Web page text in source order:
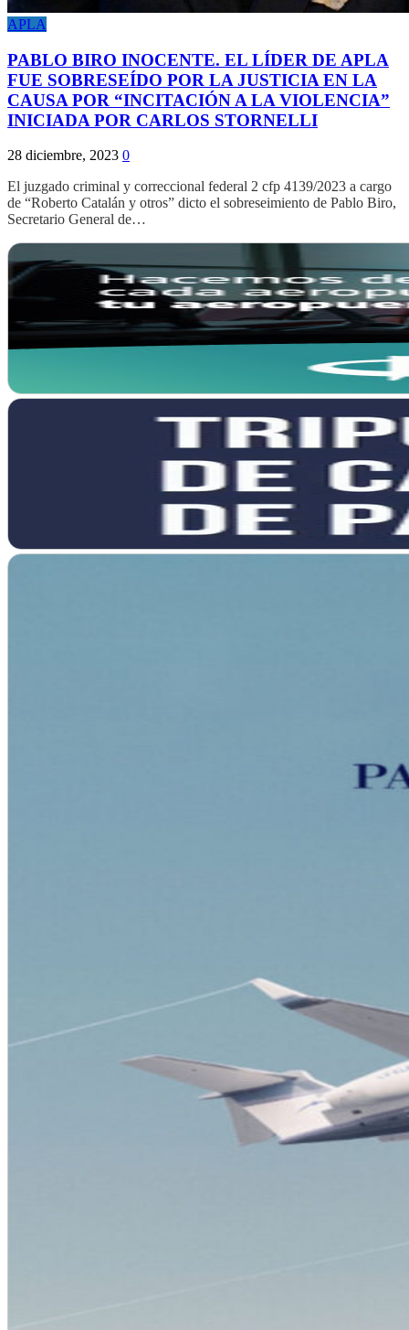
APLA
PABLO BIRO INOCENTE. EL LÍDER DE APLA
FUE SOBRESEÍDO POR LA JUSTICIA EN LA
CAUSA POR “INCITACIÓN A LA VIOLENCIA”
INICIADA POR CARLOS STORNELLI
28 diciembre, 2023 0
El juzgado criminal y correccional federal 2 cfp 4139/2023 a cargo
de “Roberto Catalán y otros” dicto el sobreseimiento de Pablo Biro,
Secretario General de…